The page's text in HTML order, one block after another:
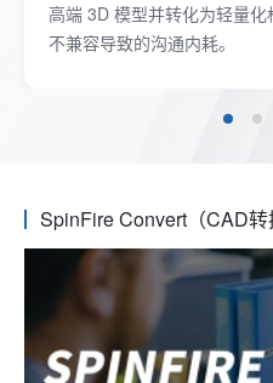
高端 3D 模型并转化为轻量
不兼容导致的沟通内耗。
SpinFire Convert（CAD转